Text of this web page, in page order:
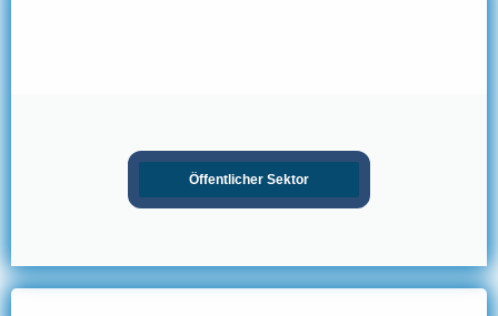
Öffentlicher Sektor